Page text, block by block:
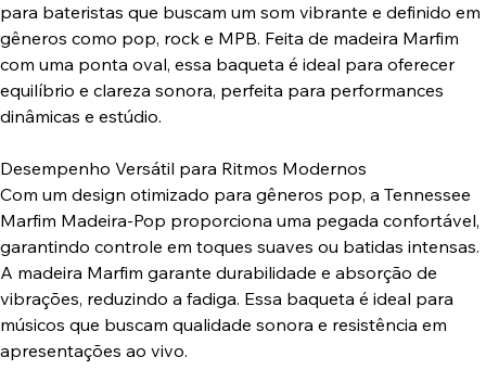
para bateristas que buscam um som vibrante e definido em
gêneros como pop, rock e MPB. Feita de madeira Marfim
com uma ponta oval, essa baqueta é ideal para oferecer
equilíbrio e clareza sonora, perfeita para performances
dinâmicas e estúdio.
Desempenho Versátil para Ritmos Modernos
Com um design otimizado para gêneros pop, a Tennessee
Marfim Madeira-Pop proporciona uma pegada confortável,
garantindo controle em toques suaves ou batidas intensas.
A madeira Marfim garante durabilidade e absorção de
vibrações, reduzindo a fadiga. Essa baqueta é ideal para
músicos que buscam qualidade sonora e resistência em
apresentações ao vivo.